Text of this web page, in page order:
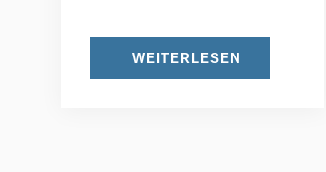
WEITERLESEN